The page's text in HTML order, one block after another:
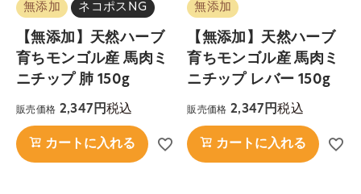
無添加 ネコポスNG
【無添加】天然ハーブ
育ちモンゴル産 馬肉ミ
ニチップ 肺 150g
販売価格 2,347 税込
カートに入れる
無添加
【無添加】天然ハーブ
育ちモンゴル産 馬肉ミ
ニチップ レバー 150g
販売価格 2,347 税込
カートに入れる